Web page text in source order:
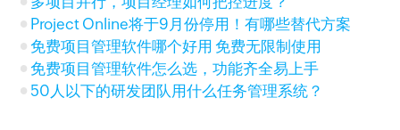
Project Online将于9月份停用！有哪些替代方案
免费项目管理软件哪个好用 免费无限制使用
免费项目管理软件怎么选，功能齐全易上手
50人以下的研发团队用什么任务管理系统？